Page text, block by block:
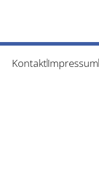
KontaktImpressum